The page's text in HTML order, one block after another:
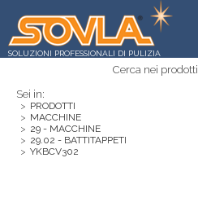
SOLUZIONI PROFESSIONALI DI PULIZIA
Cerca nei prodotti
Sei in:
> PRODOTTI
> MACCHINE
> 29 - MACCHINE
> 29.02 - BATTITAPPETI
> YKBCV302